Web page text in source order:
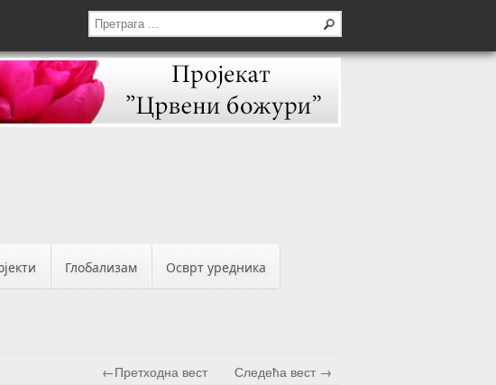
Глобализам Осврт уредника
←Претходна вест Следећа вест →